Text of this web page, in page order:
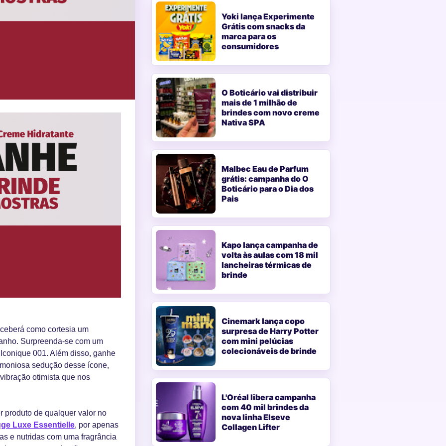
como cortesia um
Surpreenda-se com um
001. Além disso, ganhe
sedução desse ícone,
otimista que nos
produto de qualquer valor no
Luxe Essentielle, por apenas
e nutridas com uma fragrância
Yoki lança Experimente
Grátis com snacks da
marca para os
consumidores
O Boticário vai distribuir
mais de 1 milhão de
brindes com novo creme
Nativa SPA
Malbec Eau de Parfum
grátis: campanha do O
Boticário para o Dia dos
Pais
Kapo lança campanha de
volta às aulas com 18 mil
lancheiras térmicas de
brinde
Cinemark lança copo
surpresa de Harry Potter
com mini pelúcias
colecionáveis de brinde
L'Oréal libera campanha
com 40 mil brindes da
nova linha Elseve
Collagen Lifter